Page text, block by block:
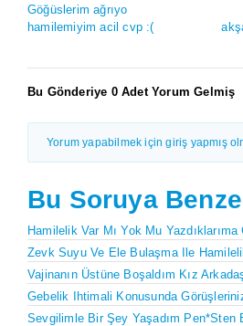
Göğüslerim ağrıyo
hamilemiyim acil cvp :(
Bu Gönderiye 0 Adet Yorum Gelmiş
Yorum yapabilmek için giriş yapmış
Bu Soruya
Hamilelik Var Mı Yok Mu Yazdıklarıma
Zevk Suyu Ve Ele Bulaşma Ile
Vajinanın Üstüne Boşaldım Kız
Gebelik Ihtimali Konusunda
Sevgilimle Bir Şey Yaşadım Pen*sten